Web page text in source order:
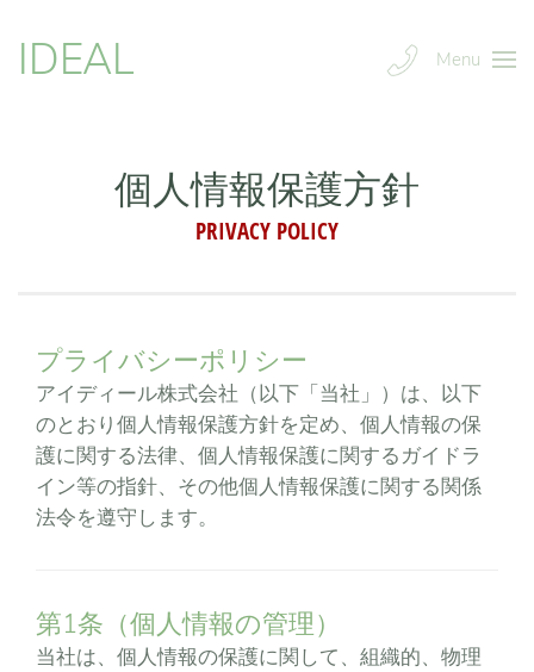
IDEAL Menu
個人情報保護方針
PRIVACY POLICY
プライバシーポリシー
アイディール株式会社（以下「当社」）は、以下
のとおり個人情報保護方針を定め、個人情報の保
護に関する法律、個人情報保護に関するガイドラ
イン等の指針、その他個人情報保護に関する関係
法令を遵守します。
第1条（個人情報の管理）
当社は、個人情報の保護に関して、組織的、物理